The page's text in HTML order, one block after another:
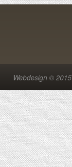
Webdesign © 2015